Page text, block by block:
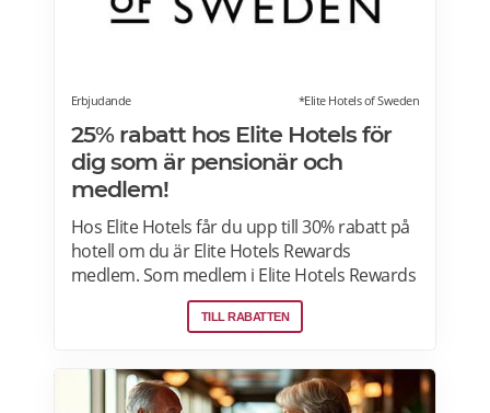
Erbjudande *Elite Hotels of Sweden
25% rabatt hos Elite Hotels för
dig som är pensionär och
medlem!
Hos Elite Hotels får du upp till 30% rabatt på
hotell om du är Elite Hotels Rewards
medlem. Som medlem i Elite Hotels Rewards
får du tillgång till unika förmåner och
erbjudanden. Du kan samla poäng till
mer om pensionärsrabatter och
erbjudanden på Elite Hotels of Sweden här.
TILL RABATTEN